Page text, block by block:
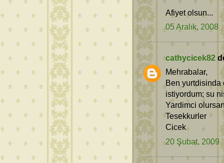
Afiyet olsun...
05 Aralık, 2008
cathycicek82
Mehrabalar,
Ben yurtdisinda
istiyordum; su
Yardimci
Tesekkurler
Cicek
20 Şubat, 2009